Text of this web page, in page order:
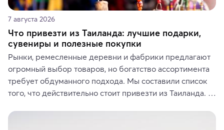
7 августа 2026
Что привезти из Таиланда: лучшие подарки,
сувениры и полезные покупки
Рынки, ремесленные деревни и фабрики предлагают
огромный выбор товаров, но богатство ассортимента
требует обдуманного подхода. Мы составили список
того, что действительно стоит привезти из Таиланда.
средства, одежду, украшения, предметы интерьера